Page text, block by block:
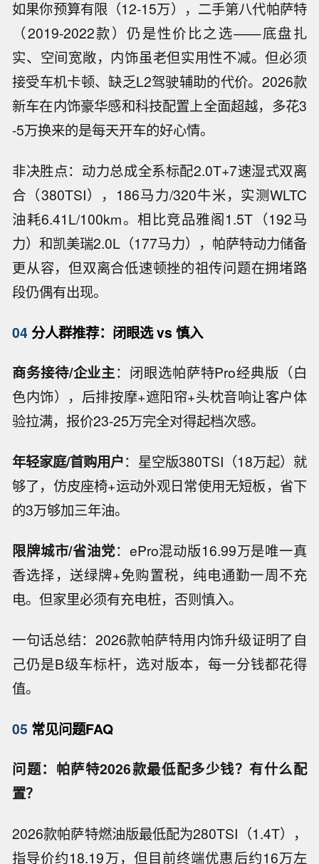
如果你预算有限（12-15万），二手第八代帕萨特
（2019-2022款）仍是性价比之选——底盘扎
实、空间宽敞，内饰虽老但实用性不减。但必须
接受车机卡顿、缺乏L2驾驶辅助的代价。2026款
新车在内饰豪华感和科技配置上全面超越，多花3
-5万换来的是每天开车的好心情。
非决胜点：动力总成全系标配2.0T+7速湿式双离
合（380TSI），186马力/320牛米，实测WLTC
油耗6.41L/100km。相比竞品雅阁1.5T（192马
力）和凯美瑞2.0L（177马力），帕萨特动力储备
更从容，但双离合低速顿挫的祖传问题在拥堵路
段仍偶有出现。
04 分人群推荐：闭眼选 vs 慎入
商务接待/企业主：闭眼选帕萨特Pro经典版（白
色内饰），后排按摩+遮阳帘+头枕音响让客户体
验拉满，报价23-25万完全对得起档次感。
年轻家庭/首购用户：星空版380TSI（18万起）就
够了，仿皮座椅+运动外观日常使用无短板，省下
的3万够加三年油。
限牌城市/省油党：ePro混动版16.99万是唯一真
香选择，送绿牌+免购置税，纯电通勤一周不充
电。但家里必须有充电桩，否则慎入。
一句话总结：2026款帕萨特用内饰升级证明了自
己仍是B级车标杆，选对版本，每一分钱都花得
值。
05 常见问题FAQ
问题：帕萨特2026款最低配多少钱？有什么配
置？
2026款帕萨特燃油版最低配为280TSI（1.4T），
指导价约18.19万，但目前终端优惠后约16万左